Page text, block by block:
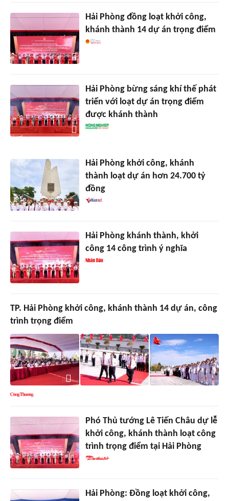
Hải Phòng đồng loạt khởi công,
khánh thành 14 dự án trọng điểm
Hải Phòng bừng sáng khí thế phát
triển với loạt dự án trọng điểm
được khánh thành
Hải Phòng khởi công, khánh
thành loạt dự án hơn 24.700 tỷ
đồng
Hải Phòng khánh thành, khởi
công 14 công trình ý nghĩa
TP. Hải Phòng khởi công, khánh thành 14 dự án, công
trình trọng điểm
Phó Thủ tướng Lê Tiến Châu dự lễ
khởi công, khánh thành loạt công
trình trọng điểm tại Hải Phòng
Hải Phòng: Đồng loạt khởi công,